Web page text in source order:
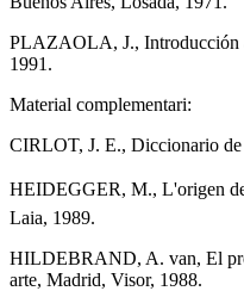
PLAZAOLA, J., Introducción
1991.
Material complementari:
CIRLOT, J. E., Diccionario
HEIDEGGER, M., L'origen
Laia, 1989.
HILDEBRAND, A. van, El
arte, Madrid, Visor, 1988.